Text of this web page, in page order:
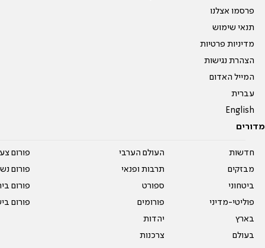
פרסמו אצלנו
תנאי שימוש
מדיניות פרטיות
הצהרת נגישות
המייל האדום
עברית
English
מדורים
חדשות
מבזקים
ביטחוני
פוליטי-מדיני
בארץ
בעולם
העולם הערבי
תרבות ופנאי
ספורט
פורומים
יהדות
צרכנות
פורום
פורום
פורום
פורום